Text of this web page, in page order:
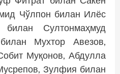
Чўлпон билан Илёс
Султонмаҳмуд
Мухтор Авезов,
Муқонов, Абдулла
Зулфия билан